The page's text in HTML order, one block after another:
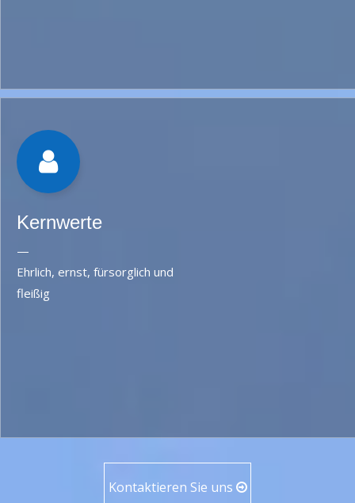
Kernwerte
—
Ehrlich, ernst, fürsorglich und
fleißig
Kontaktieren Sie uns